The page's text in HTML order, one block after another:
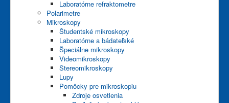
Laboratórne refraktometre
Polarimetre
Mikroskopy
Študentské mikroskopy
Laboratórne a bádateľské
Špeciálne mikroskopy
Videomikroskopy
Stereomikroskopy
Lupy
Pomôcky pre mikroskopiu
Zdroje osvetlenia